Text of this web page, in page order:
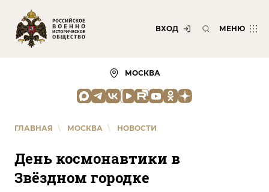
ВХОД МЕНЮ
МОСКВА
ГЛАВНАЯ \ МОСКВА \ НОВОСТИ
День космонавтики в
Звёздном городке